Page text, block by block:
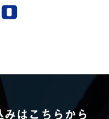
はこちらから